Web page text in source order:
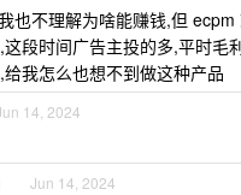
也不理解为啥能赚钱,但 ecpm
段时间广告主投的多,平时毛
我怎么也想不到做这种产品
14, 2024
Jun 14, 2024